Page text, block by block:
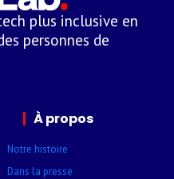
plus inclusive en
personnes de
À propos
Notre histoire
Dans la presse